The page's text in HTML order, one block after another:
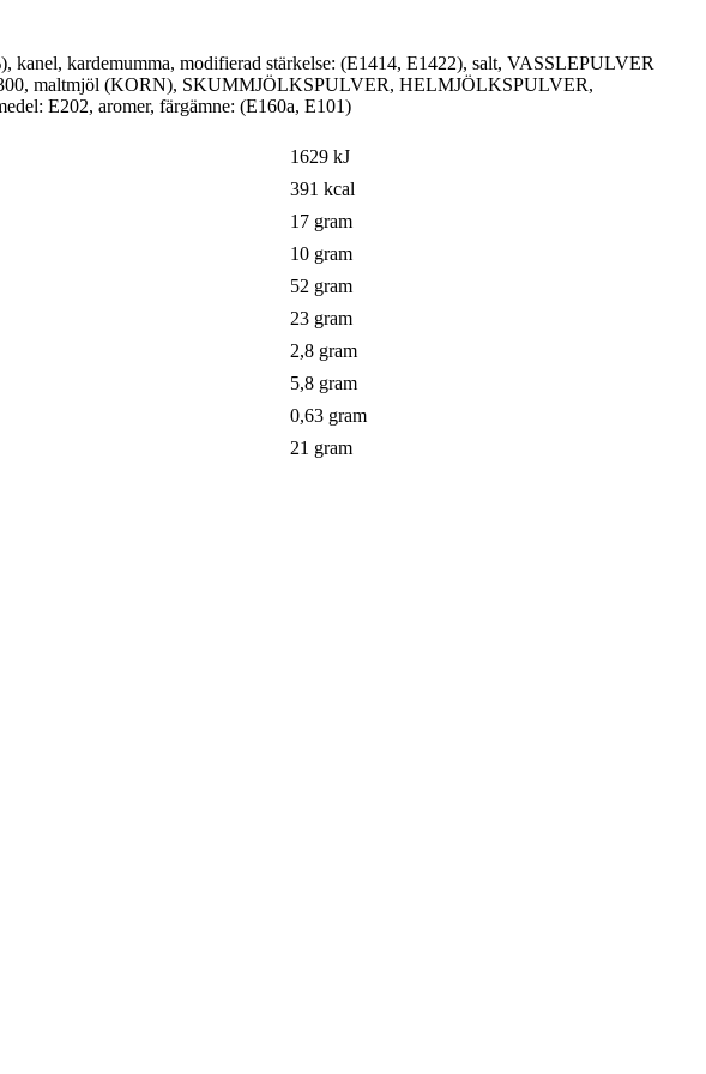
kardemumma, modifierad stärkelse: (E1414, E1422), salt, VASSLEPULVER
maltmjöl (KORN), SKUMMJÖLKSPULVER, HELMJÖLKSPULVER,
E202, aromer, färgämne: (E160a, E101)
1629 kJ
391 kcal
17 gram
10 gram
52 gram
23 gram
2,8 gram
5,8 gram
0,63 gram
21 gram